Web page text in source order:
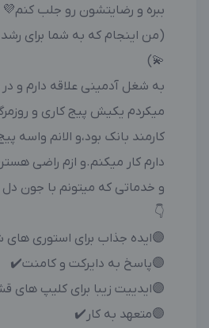
ببره و رضایتشون رو جلب کنم💜
(من اینجام که به شما برای
💫)
به شغل آدمینی علاقه دارم و در
میکردم یکیش پیج کاری و
کارمند بانک بود،و الانم واسه
دارم کار میکنم.و ازم راضی
و خدماتی که میتونم با جون دل
👇
🟣ایده جذاب برای استوری
🟣پاسخ به دایرکت و کامنت✔️
🟣ایدییت زیبا برای کلیپ
🟣متعهد به کار✔️